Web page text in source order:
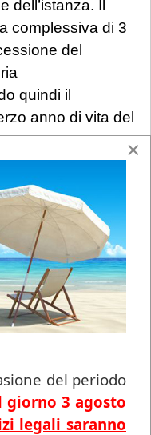
Il
complessiva di 3
del
quindi il
anno di vita del
del bambino
divorzio,
deve prestare la
Provincia o
presta servizio il
chiara e
genitore.
la tipologia
×
del periodo
giorno 3 agosto
legali saranno